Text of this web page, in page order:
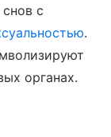
с
.
органах.